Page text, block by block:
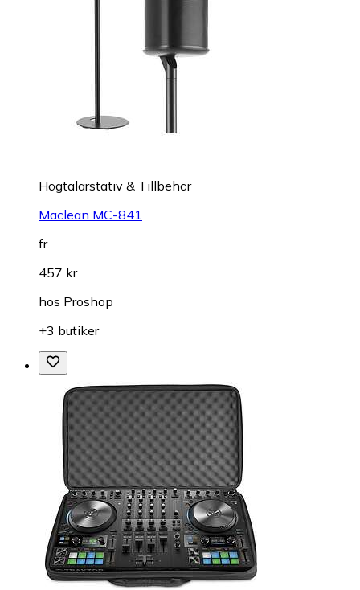
Högtalarstativ & Tillbehör
Maclean MC-841
fr.
457 kr
hos Proshop
+3 butiker